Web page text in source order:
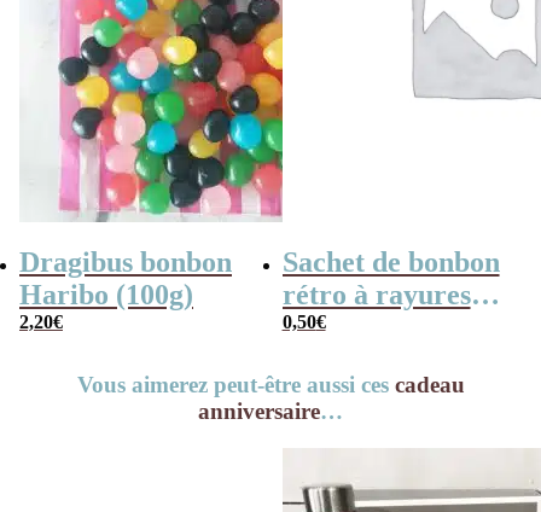
Dragibus bonbon
Haribo (100g)
2,20€
Sachet de bonbon
rétro à rayures
rouges et blanches
0,50€
Vous aimerez peut-être aussi ces cadeau
anniversaire…